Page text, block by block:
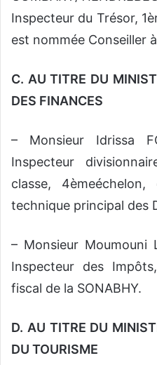
Inspecteur du Trésor,
est nommée Conseiller
C. AU TITRE DU
DES FINANCES
– Monsieur Idrissa
Inspecteur
classe,
technique principal des
– Monsieur Moumouni
Inspecteur des
fiscal de la SONABHY.
D. AU TITRE DU
DU TOURISME